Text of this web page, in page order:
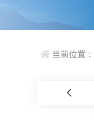
当前位置：